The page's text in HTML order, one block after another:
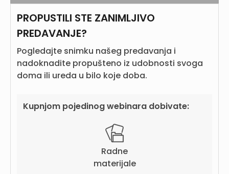
PROPUSTILI STE ZANIMLJIVO
PREDAVANJE?
Pogledajte snimku našeg predavanja i
nadoknadite propušteno iz udobnosti svoga
doma ili ureda u bilo koje doba.
Kupnjom pojedinog webinara dobivate:
Radne
materijale